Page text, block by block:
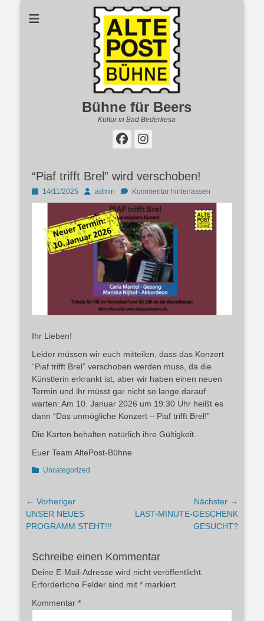
Bühne für Beers
Kultur in Bad Bederkesa
Facebook
Instagram
“Piaf trifft Brel” wird verschoben!
Posted
on
14/11/2025 Autoradmin Kommentar hinterlassen
Ihr Lieben!
Leider müssen wir euch mitteilen, dass das Konzert
“Piaf trifft Brel” verschoben werden muss, da die
Künstlerin erkrankt ist, aber wir haben einen neuen
Termin und ihr müsst gar nicht so lange darauf
warten: Am 10. Januar 2026 um 19:30 Uhr heißt es
dann “Das unmögliche Konzert – Piaf trifft Brel!”
Die Karten behalten natürlich ihre Gültigkeit.
Euer Team AltePost-Bühne
Kategorien
Uncategorized
Beitragsnavigation
← Vorheriger
Vorheriger
Beitrag:
UNSER NEUES
PROGRAMM STEHT!!!
Nächster →
Nächster
LAST-MINUTE-GESCHENK
GESUCHT?
Schreibe einen Kommentar
Deine E-Mail-Adresse wird nicht veröffentlicht.
Erforderliche Felder sind mit * markiert
Kommentar *